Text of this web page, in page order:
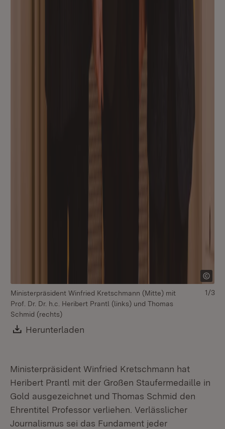
Ministerpräsident Winfried Kretschmann (Mitte) mit
Prof. Dr. Dr. h.c. Heribert Prantl (links) und Thomas
Schmid (rechts)
Download:
Herunterladen
1/3
Ministerpräsident Winfried Kretschmann hat
Heribert Prantl mit der Großen Staufermedaille in
Gold ausgezeichnet und Thomas Schmid den
Ehrentitel Professor verliehen. Verlässlicher
Journalismus sei das Fundament jeder